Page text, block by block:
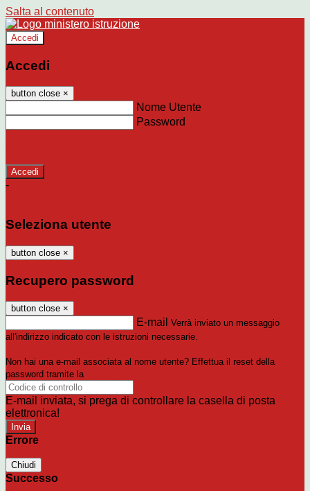
Salta al contenuto
Accedi
Accedi
button close ×
Nome Utente
Password
-
Seleziona utente
button close ×
Recupero password
button close ×
E-mail Verrà inviato un messaggio
all'indirizzo indicato con le istruzioni necessarie.
Non hai una e-mail associata al nome utente? Effettua il reset della
password tramite la
E-mail inviata, si prega di controllare la casella di posta
elettronica!
Errore
Chiudi
Successo